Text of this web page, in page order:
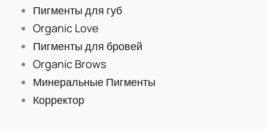
Пигменты для губ
Organic Love
Пигменты для бровей
Organic Brows
Минеральные Пигменты
Корректор